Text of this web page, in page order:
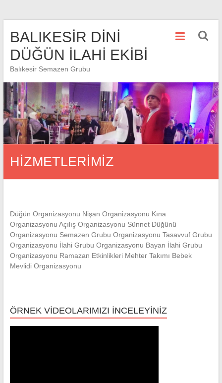
BALIKESİR DİNİ
DÜĞÜN İLAHİ EKİBİ
Balıkesir Semazen Grubu
HİZMETLERİMİZ
Düğün Organizasyonu Nişan Organizasyonu Kına
Organizasyonu Açılış Organizasyonu Sünnet Düğünü
Organizasyonu Semazen Grubu Organizasyonu Tasavvuf Grubu
Organizasyonu İlahi Grubu Organizasyonu Bayan İlahi Grubu
Organizasyonu Ramazan Etkinlikleri Mehter Takımı Bebek
Mevlidi Organizasyonu
ÖRNEK VİDEOLARIMIZI İNCELEYİNİZ